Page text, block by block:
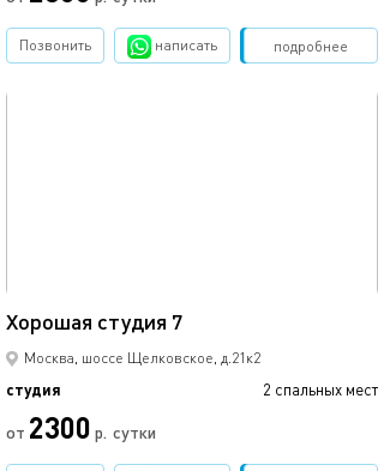
подробнее
Позвонить написать Забронировать
Хорошая студия 7
Москва, шоссе Щелковское, д.21к2
студия 2 спальных мест
от 2300 р. сутки